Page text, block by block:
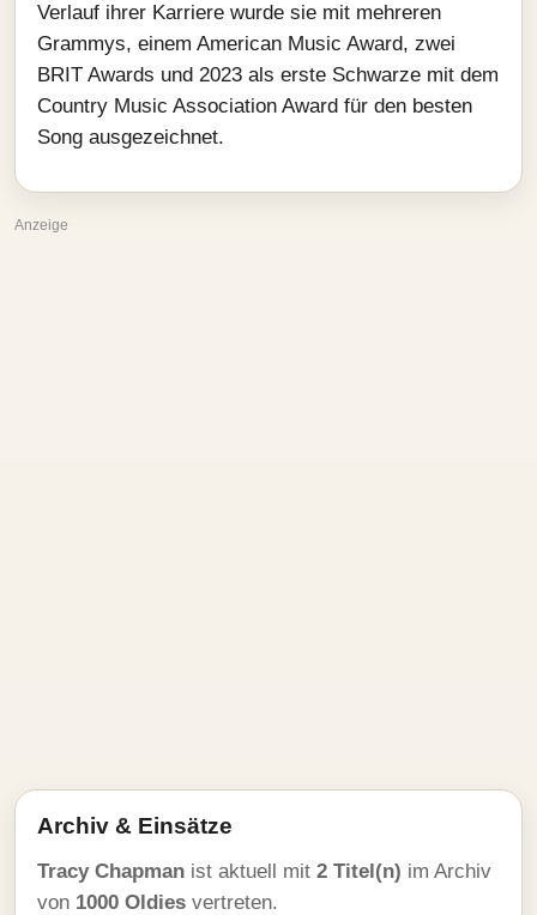
Verlauf ihrer Karriere wurde sie mit mehreren
Grammys, einem American Music Award, zwei
BRIT Awards und 2023 als erste Schwarze mit dem
Country Music Association Award für den besten
Song ausgezeichnet.
Anzeige
Archiv & Einsätze
Tracy Chapman ist aktuell mit 2 Titel(n) im Archiv
von 1000 Oldies vertreten.